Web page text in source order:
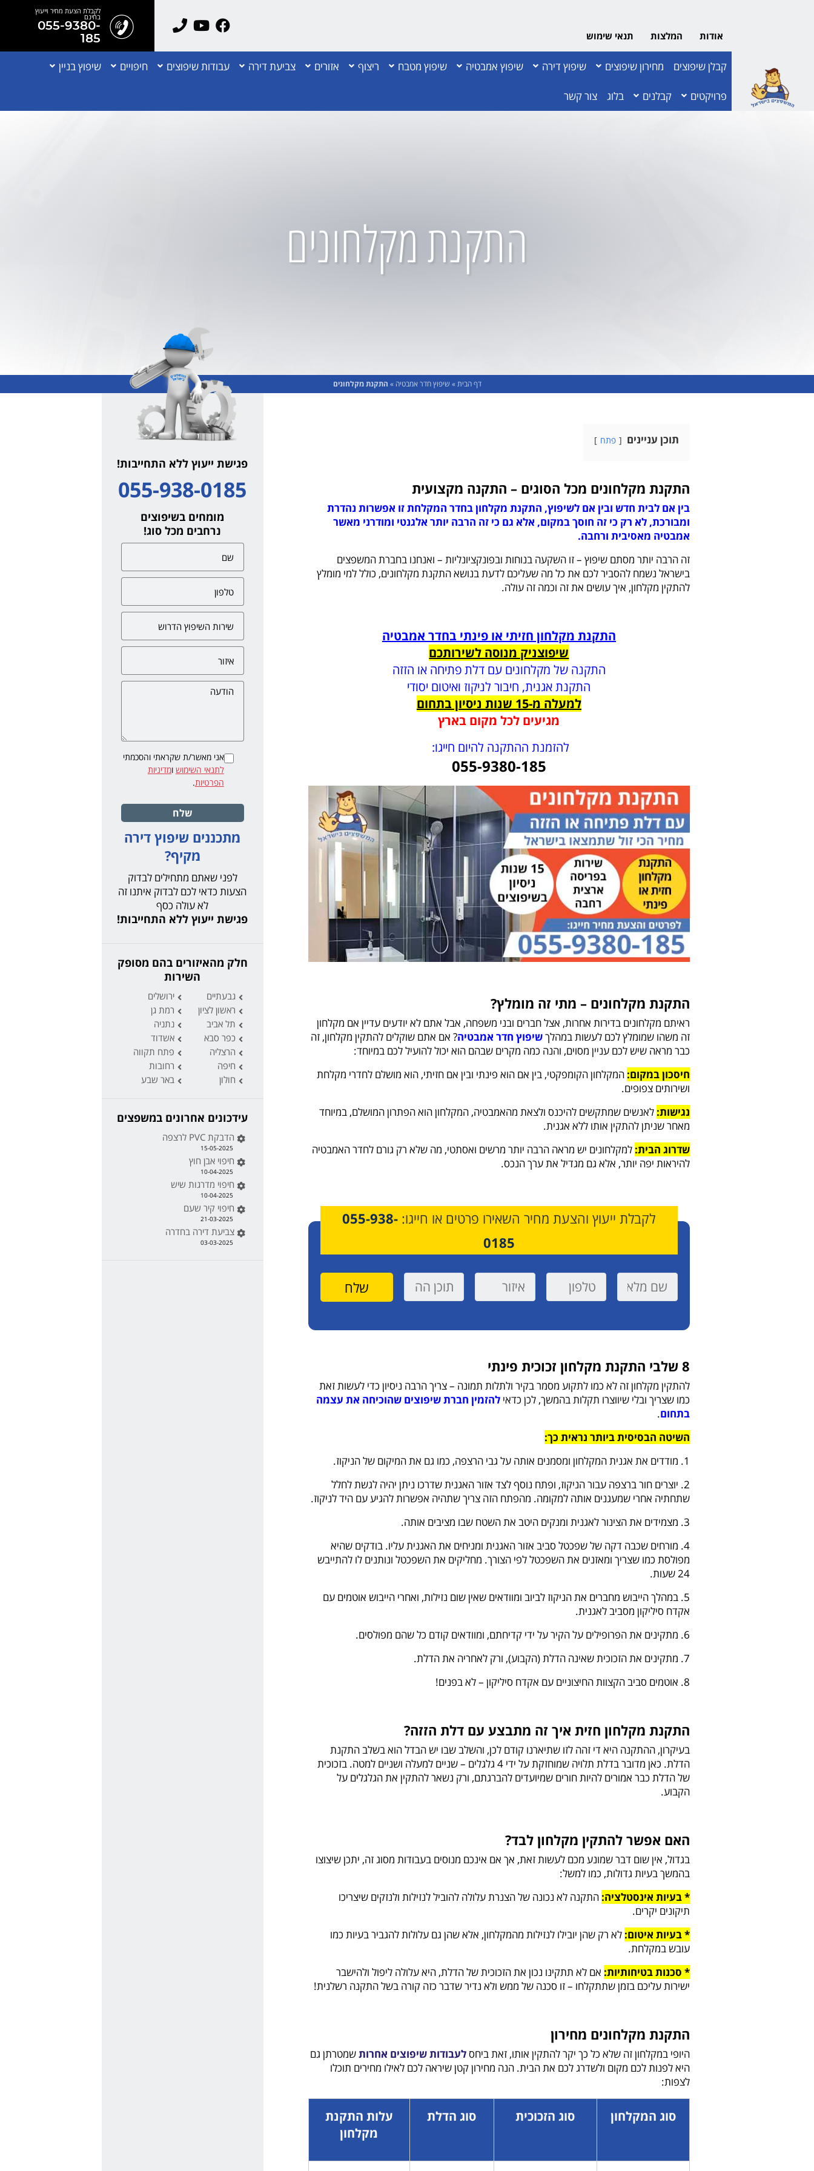
אודות המלצות תנאי שימוש
לקבלת הצעת מחיר וייעוץ
בחינם
055-9380-
185
קבלן שיפוצים מחירון שיפוצים שיפוץ דירה שיפוץ אמבטיה שיפוץ מטבח ריצוף אזורים צביעת דירה עבודות שיפוצים חיפויים שיפוץ בניין
פרויקטים קבלנים בלוג צור קשר
התקנת מקלחונים
דף הבית» שיפוץ חדר אמבטיה » התקנת מקלחונים
תוכן עניינים פתח
התקנת מקלחונים מכל הסוגים – התקנה מקצועית
בין אם לבית חדש ובין אם לשיפוץ, התקנת מקלחון בחדר המקלחת זו אפשרות נהדרת
ומבורכת, לא רק כי זה חוסך במקום, אלא גם כי זה הרבה יותר אלגנטי ומודרני מאשר
אמבטיה מאסיבית ורחבה.
זה הרבה יותר מסתם שיפוץ – זו השקעה בנוחות ובפונקציונליות – ואנחנו בחברת המשפצים
בישראל נשמח להסביר לכם את כל מה שעליכם לדעת בנושא התקנת מקלחונים, כולל למי מומלץ
להתקין מקלחון, איך עושים את זה וכמה זה עולה.
התקנת מקלחון חזיתי או פינתי בחדר אמבטיה
שיפוצניק מנוסה לשירותכם
התקנה של מקלחונים עם דלת פתיחה או הזזה
התקנת אגנית, חיבור לניקוז ואיטום יסודי
למעלה מ-15 שנות ניסיון בתחום
מגיעים לכל מקום בארץ
להזמנת ההתקנה להיום חייגו:
055-9380-185
התקנת מקלחונים – מתי זה מומלץ?
ראיתם מקלחונים בדירות אחרות, אצל חברים ובני משפחה, אבל אתם לא יודעים עדיין אם מקלחון
זה משהו שמומלץ לכם לעשות במהלךשיפוץ חדר אמבטיה? אם אתם שוקלים להתקין מקלחון, זה
כבר מראה שיש לכם עניין מסוים, והנה כמה מקרים שבהם הוא יכול להועיל לכם במיוחד:
חיסכון במקום: המקלחון הקומפקטי, בין אם הוא פינתי ובין אם חזיתי, הוא מושלם לחדרי מקלחת
ושירותים צפופים.
נגישות: לאנשים שמתקשים להיכנס ולצאת מהאמבטיה, המקלחון הוא הפתרון המושלם, במיוחד
מאחר שניתן להתקין אותו ללא אגנית.
שדרוג הבית: למקלחונים יש מראה הרבה יותר מרשים ואסתטי, מה שלא רק גורם לחדר האמבטיה
להיראות יפה יותר, אלא גם מגדיל את ערך הנכס.
לקבלת ייעוץ והצעת מחיר השאירו פרטים או חייגו: 055-938-
0185
8 שלבי התקנת מקלחון זכוכית פינתי
להתקין מקלחון זה לא כמו לתקוע מסמר בקיר ולתלות תמונה – צריך הרבה ניסיון כדי לעשות זאת
כמו שצריך ובלי שיווצרו תקלות בהמשך, לכן כדאילהזמין חברת שיפוצים שהוכיחה את עצמה
בתחום.
השיטה הבסיסית ביותר נראית כך:
1. מודדים את אגנית המקלחון ומסמנים אותה על גבי הרצפה, כמו גם את המיקום של הניקוז.
2. יוצרים חור ברצפה עבור הניקוז, ופתח נוסף לצד אזור האגנית שדרכו ניתן יהיה לגשת לחלל
שתחתיה אחרי שמעגנים אותה למקומה. מהפתח הזה צריך שתהיה אפשרות להגיע עם היד לניקוז.
3. מצמידים את הצינור לאגנית ומנקים היטב את השטח שבו מציבים אותה.
4. מורחים שכבה דקה של שפכטל סביב אזור האגנית ומניחים את האגנית עליו. בודקים שהיא
מפולסת כמו שצריך ומאזנים את השפכטל לפי הצורך. מחליקים את השפכטל ונותנים לו להתייבש
24 שעות.
5. במהלך הייבוש מחברים את הניקוז לביוב ומוודאים שאין שום נזילות, ואחרי הייבוש אוטמים עם
אקדח סיליקון מסביב לאגנית.
6. מתקינים את הפרופילים על הקיר על ידי קדיחתם, ומוודאים קודם כל שהם מפולסים.
7. מתקינים את הזכוכית שאינה הדלת (הקבוע), ורק לאחריה את הדלת.
8. אוטמים סביב הקצוות החיצוניים עם אקדח סיליקון – לא בפנים!
התקנת מקלחון חזית איך זה מתבצע עם דלת הזזה?
בעיקרון, ההתקנה היא די זהה לזו שתיארנו קודם לכן, והשלב שבו יש הבדל הוא בשלב התקנת
הדלת. כאן מדובר בדלת תלויה שמוחזקת על ידי 4 גלגלים – שניים למעלה ושניים למטה. בזכוכית
של הדלת כבר אמורים להיות חורים שמיועדים להברגתם, ורק נשאר להתקין את הגלגלים על
הקבוע.
האם אפשר להתקין מקלחון לבד?
בגדול, אין שום דבר שמונע מכם לעשות זאת, אך אם אינכם מנוסים בעבודות מסוג זה, יתכן שיצוצו
בהמשך בעיות גדולות, כמו למשל:
* בעיות אינסטלציה: התקנה לא נכונה של הצנרת עלולה להוביל לנזילות ולנזקים שיצריכו
תיקונים יקרים.
* בעיות איטום: לא רק שהן יובילו לנזילות מהמקלחון, אלא שהן גם עלולות להגביר בעיות כמו
עובש במקלחת.
* סכנות בטיחותיות: אם לא תתקינו נכון את הזכוכית של הדלת, היא עלולה ליפול ולהישבר
ישירות עליכם בזמן שתתקלחו – זו סכנה של ממש ולא נדיר שדבר כזה קורה בשל התקנה רשלנית!
התקנת מקלחונים מחירון
היופי במקלחון זה שלא כל כך יקר להתקין אותו, זאת ביחסלעבודות שיפוצים אחרותשמטרתן גם
היא לפנות לכם מקום ולשדרג לכם את הבית. הנה מחירון קטן שיראה לכם לאילו מחירים תוכלו
לצפות:
סוג המקלחון סוג הזכוכית סוג הדלת
עלות התקנת
מקלחון
פגישת ייעוץ ללא התחייבות!
055-938-0185
מומחים בשיפוצים
נרחבים מכל סוג!
אני מאשר/ת שקראתי והסכמתי
לתנאי השימוש ומדיניות
הפרטיות.
שלח
מתכננים שיפוץ דירה
מקיף?
לפני שאתם מתחילים לבדוק
הצעות כדאי לכם לבדוק איתנו זה
לא עולה כסף
פגישת ייעוץ ללא התחייבות!
חלק מהאיזורים בהם מסופק
השירות
גבעתיים
ירושלים
ראשון לציון
רמת גן
תל אביב
נתניה
כפר סבא
אשדוד
הרצליה
פתח תקווה
חיפה
רחובות
חולון
באר שבע
עידכונים אחרונים במשפצים
הדבקת PVC לרצפה
15-05-2025
חיפוי אבן חוץ
10-04-2025
חיפוי מדרגות שיש
10-04-2025
חיפוי קיר שעם
21-03-2025
צביעת דירה בחדרה
03-03-2025